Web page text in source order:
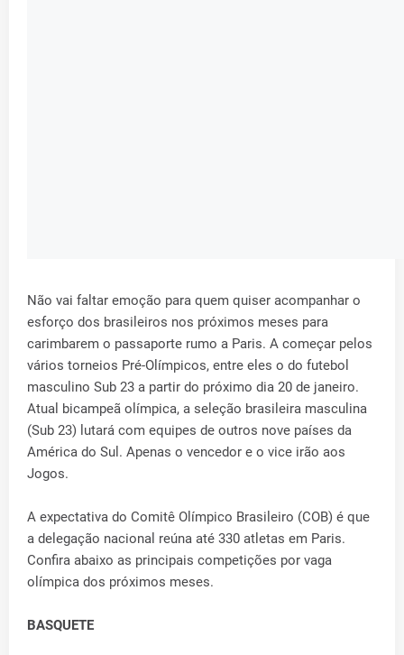
Não vai faltar emoção para quem quiser acompanhar o
esforço dos brasileiros nos próximos meses para
carimbarem o passaporte rumo a Paris. A começar pelos
vários torneios Pré-Olímpicos, entre eles o do futebol
masculino Sub 23 a partir do próximo dia 20 de janeiro.
Atual bicampeã olímpica, a seleção brasileira masculina
(Sub 23) lutará com equipes de outros nove países da
América do Sul. Apenas o vencedor e o vice irão aos
Jogos.
A expectativa do Comitê Olímpico Brasileiro (COB) é que
a delegação nacional reúna até 330 atletas em Paris.
Confira abaixo as principais competições por vaga
olímpica dos próximos meses.
BASQUETE